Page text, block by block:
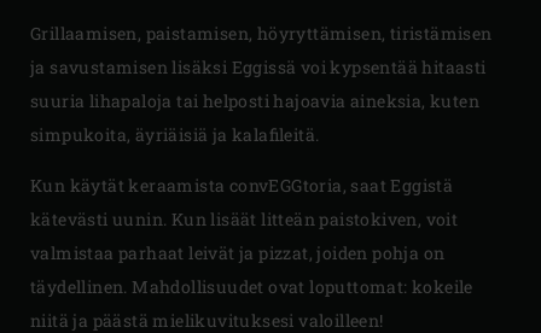
Grillaamisen, paistamisen, höyryttämisen, tiristämisen
ja savustamisen lisäksi Eggissä voi kypsentää hitaasti
suuria lihapaloja tai helposti hajoavia aineksia, kuten
simpukoita, äyriäisiä ja kalafileitä.
Kun käytät keraamista convEGGtoria, saat Eggistä
kätevästi uunin. Kun lisäät litteän paistokiven, voit
valmistaa parhaat leivät ja pizzat, joiden pohja on
täydellinen. Mahdollisuudet ovat loputtomat: kokeile
niitä ja päästä mielikuvituksesi valoilleen!